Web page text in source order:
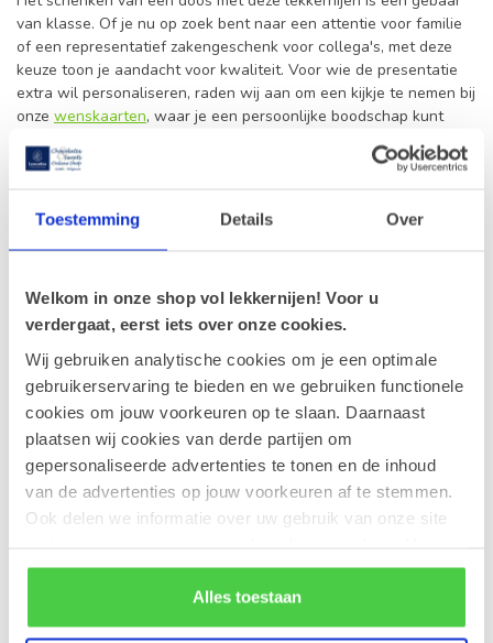
Toestemming Details Over
Welkom in onze shop vol lekkernijen! Voor u
verdergaat, eerst iets over onze cookies.
Wij gebruiken analytische cookies om je een optimale
gebruikerservaring te bieden en we gebruiken functionele
cookies om jouw voorkeuren op te slaan. Daarnaast
plaatsen wij cookies van derde partijen om
gepersonaliseerde advertenties te tonen en de inhoud
van de advertenties op jouw voorkeuren af te stemmen.
Ook delen we informatie over uw gebruik van onze site
rekening mee dat als je bepaalde cookies blokkeert, het
de correcte werking van de website kan verstoren.
Alles toestaan
van klasse. Of je nu op zoek bent naar een attentie voor familie
of een representatief zakengeschenk voor collega's, met deze
keuze toon je aandacht voor kwaliteit. Voor wie de presentatie
extra wil personaliseren, raden wij aan om een kijkje te nemen bij
onze wenskaarten, waar je een persoonlijke boodschap kunt
Belgische
chocolade
vertaalt zich in een constante zorg voor versheid,
Service en vakmanschap sinds 2014
Wij begrijpen dat je bij het bestellen van chocolade rekent op
een snelle en veilige levering. Ons team werkt dagelijks met
passie om ervoor te zorgen dat jouw favorietebonbons
pralines met de grootste zorg worden ingepakt en verstuurd. Het
is onze missie om momenten van geluk te creëren, of dat nu thuis
is of op de werkvloer. Heb je vragen over onze producten of wil
je advies bij je keuze? Wij staan altijd klaar om je verder te
helpen met onze expertise.
Door te kiezen voor onze online shop geniet je van de voordelen
van een lokale speciaalzaak met het gemak van een moderne
smaken en de ongeëvenaarde kwaliteit die onze producten
bieden. Bestel vandaag nog en ervaar zelf waarom zoveel